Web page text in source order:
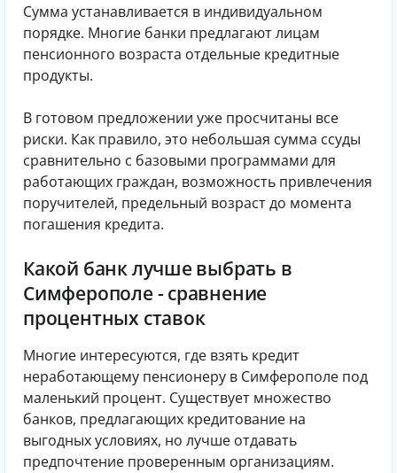
Сумма устанавливается в индивидуальном
порядке. Многие банки предлагают лицам
пенсионного возраста отдельные кредитные
продукты.
В готовом предложении уже просчитаны все
риски. Как правило, это небольшая сумма ссуды
сравнительно с базовыми программами для
работающих граждан, возможность привлечения
поручителей, предельный возраст до момента
погашения кредита.
Какой банк лучше выбрать в
Симферополе - сравнение
процентных ставок
Многие интересуются, где взять кредит
неработающему пенсионеру в Симферополе под
маленький процент. Существует множество
банков, предлагающих кредитование на
выгодных условиях, но лучше отдавать
предпочтение проверенным организациям.